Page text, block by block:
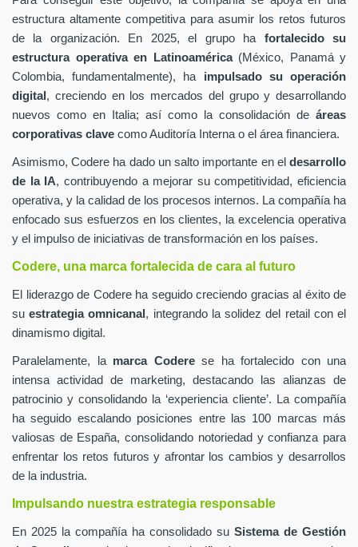
estructura altamente competitiva para asumir los retos futuros
de la organización. En 2025, el grupo ha fortalecido su
estructura operativa en Latinoamérica(México, Panamá y
Colombia, fundamentalmente), ha impulsado su operación
digital , creciendo en los mercados del grupo y desarrollando
nuevos como en Italia; así como la consolidación de áreas
corporativas clave como Auditoría Interna o el área financiera.
Asimismo, Codere ha dado un salto importante en el desarrollo
de la IA, contribuyendo a mejorar su competitividad, eficiencia
operativa, y la calidad de los procesos internos. La compañía ha
enfocado sus esfuerzos en los clientes, la excelencia operativa
y el impulso de iniciativas de transformación en los países.
Codere, una marca fortalecida de cara al futuro
El liderazgo de Codere ha seguido creciendo gracias al éxito de
suestrategia omnicanal , integrando la solidez del retail con el
dinamismo digital.
Paralelamente, la marca Coderese ha fortalecido con una
intensa actividad de marketing, destacando las alianzas de
patrocinio y consolidando la ‘experiencia cliente’. La compañía
ha seguido escalando posiciones entre las 100 marcas más
valiosas de España, consolidando notoriedad y confianza para
enfrentar los retos futuros y afrontar los cambios y desarrollos
de la industria.
Impulsando nuestra estrategia responsable
En 2025 la compañía ha consolidado su Sistema de Gestión